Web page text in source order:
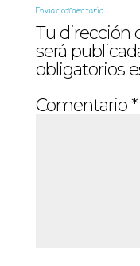
Enviar comentario
Tu dirección
será
obligatorios
Comentario*